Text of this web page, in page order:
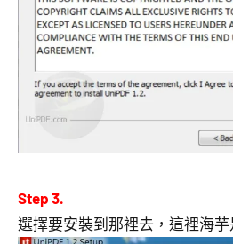
Step 3.
選擇要安裝到那裡去，這裡海芋